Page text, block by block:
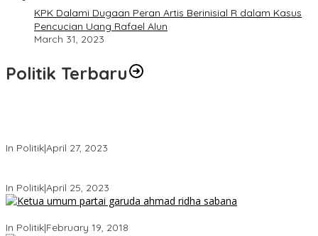
KPK Dalami Dugaan Peran Artis Berinisial R dalam Kasus
Pencucian Uang Rafael Alun
March 31, 2023
Politik Terbaru
In Politik|April 27, 2023
In Politik|April 25, 2023
In Politik|February 19, 2018